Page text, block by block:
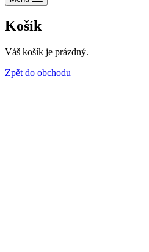
Košík
Váš košík je prázdný.
Zpět do obchodu